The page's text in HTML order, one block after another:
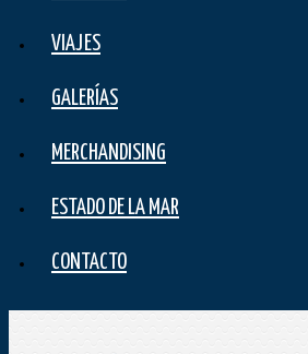
VIAJES
GALERÍAS
MERCHANDISING
ESTADO DE LA MAR
CONTACTO